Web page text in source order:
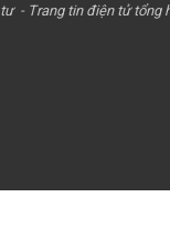
- Trang tin điện tử tổng